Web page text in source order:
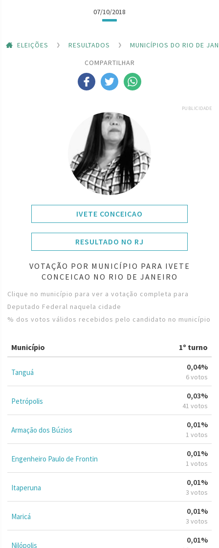
07/10/2018
ELEIÇÕES RESULTADOS
MUNICÍPIOS DO RIO DE
COMPARTILHAR
PUBLICIDADE
IVETE CONCEICAO
RESULTADO NO RJ
VOTAÇÃO POR MUNICÍPIO PARA IVETE
CONCEICAO NO RIO DE JANEIRO
Clique no município para ver a votação completa para
Deputado Federal naquela cidade
% dos votos válidos recebidos pelo candidato no município
Município 1º turno
Tanguá
0,04%
6 votos
Petrópolis
0,03%
41 votos
Armação dos Búzios
0,01%
1 votos
Engenheiro Paulo de Frontin
0,01%
1 votos
Itaperuna
0,01%
3 votos
Maricá
0,01%
3 votos
Nilópolis
0,01%